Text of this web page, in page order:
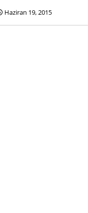
Haziran 19, 2015